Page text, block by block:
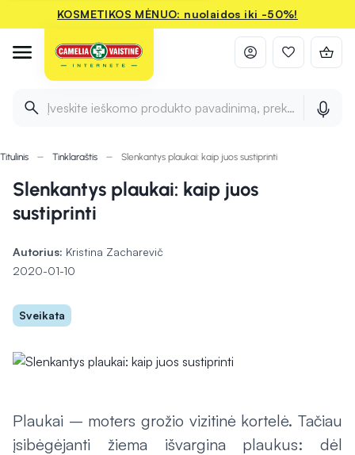
KOSMETIKOS MĖNUO: nuolaidos iki -50%!
Įveskite ieškomo produkto pavadinimą, prekės ženklą ir
Titulinis Tinklaraštis Slenkantys plaukai: kaip juos sustiprinti
Slenkantys plaukai: kaip juos
sustiprinti
Autorius: Kristina Zacharevič
2020-01-10
Sveikata
Plaukai – moters grožio vizitinė kortelė. Tačiau
įsibėgėjanti žiema išvargina plaukus: dėl